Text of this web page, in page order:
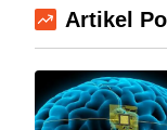
Artikel